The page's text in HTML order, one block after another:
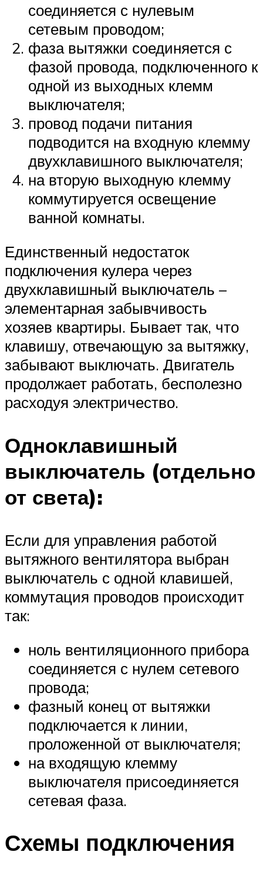
соединяется с нулевым
сетевым проводом;
фаза вытяжки соединяется с
фазой провода, подключенного к
одной из выходных клемм
выключателя;
провод подачи питания
подводится на входную клемму
двухклавишного выключателя;
на вторую выходную клемму
коммутируется освещение
ванной комнаты.
Единственный недостаток
подключения кулера через
двухклавишный выключатель –
элементарная забывчивость
хозяев квартиры. Бывает так, что
клавишу, отвечающую за вытяжку,
забывают выключать. Двигатель
продолжает работать, бесполезно
расходуя электричество.
Одноклавишный
выключатель (отдельно
от света):
Если для управления работой
вытяжного вентилятора выбран
выключатель с одной клавишей,
коммутация проводов происходит
так:
ноль вентиляционного прибора
соединяется с нулем сетевого
провода;
фазный конец от вытяжки
подключается к линии,
проложенной от выключателя;
на входящую клемму
выключателя присоединяется
сетевая фаза.
Схемы подключения